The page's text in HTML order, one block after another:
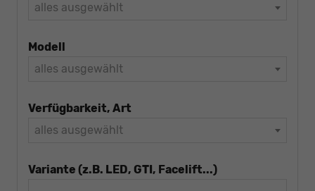
alles ausgewählt
Modell
alles ausgewählt
Verfügbarkeit, Art
alles ausgewählt
Variante (z.B. LED, GTI, Facelift...)